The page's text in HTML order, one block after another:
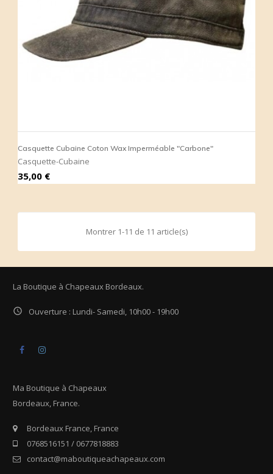
Casquette Cubaine Coton Wax Imperméable "Carbone"
Casquette-Cubaine
Prix
35,00 €
Montrer 1-11 de 11 article(s)
La Boutique à Chapeaux Bordeaux.
 Ouverture : Lundi- Samedi, 10h00 - 19h00
Facebook
Ma Boutique à Chapeaux
Bordeaux, France.
Bordeaux France, France
0768516151 / 0677818883
contact@maboutiqueachapeaux.com